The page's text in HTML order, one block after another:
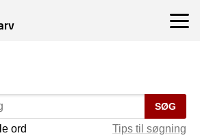
SØG
Tips til søgning
ord